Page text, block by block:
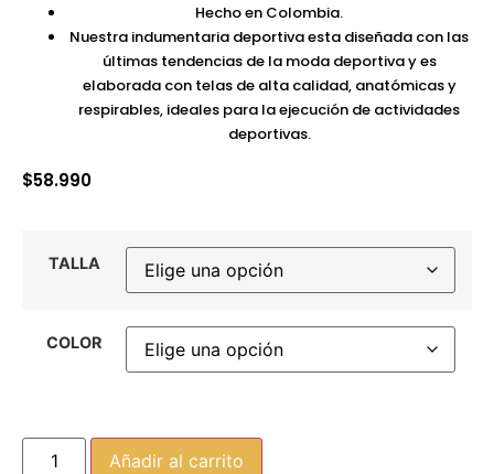
Hecho en Colombia.
Nuestra indumentaria deportiva esta diseñada con las
últimas tendencias de la moda deportiva y es
elaborada con telas de alta calidad, anatómicas y
respirables, ideales para la ejecución de actividades
deportivas.
$58.990
TALLA
COLOR
Añadir al carrito